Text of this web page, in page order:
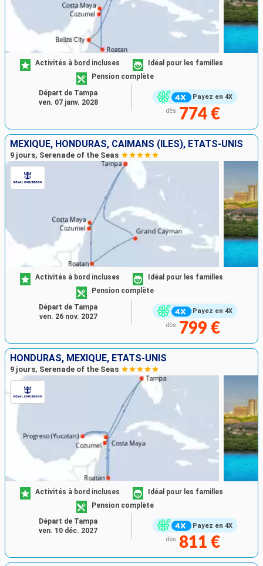
Payez en 4X
Activités à bord incluses
Idéal pour les familles
Pension complète
dès 774 €
Départ de Tampa
ven. 07 janv. 2028
MEXIQUE, HONDURAS, CAÏMANS (ÎLES), ÉTATS-UNIS
9 jours, Serenade of the Seas
Payez en 4X
Activités à bord incluses
Idéal pour les familles
Pension complète
dès 799 €
Départ de Tampa
ven. 26 nov. 2027
HONDURAS, MEXIQUE, ÉTATS-UNIS
9 jours, Serenade of the Seas
Payez en 4X
Activités à bord incluses
Idéal pour les familles
Pension complète
dès 811 €
Départ de Tampa
ven. 10 déc. 2027